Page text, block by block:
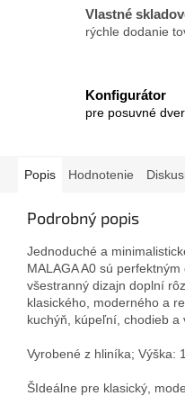
Vlastné
rýchle dodanie
Konfigurátor
pre posuvné
Popis Hodnotenie
Podrobný popis
Jednoduché a
MALAGA A0 sú
všestranný dizajn doplní
klasického, moderného a
kuchýň, kúpeľní, chodieb a
Vyrobené z hliníka; Výška:
ŠIdeálne pre klasický,